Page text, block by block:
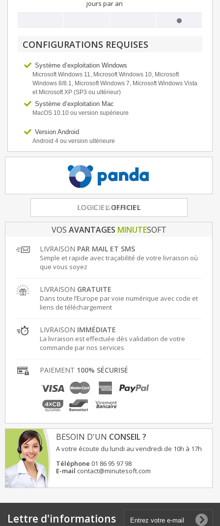
jours par an
CONFIGURATIONS REQUISES
Système d’exploitation Windows
Microsoft Windows 11, Microsoft Windows 10, Microsoft
Windows 8/8.1, Microsoft Windows 7, Microsoft Windows Vista
et Microsoft XP (SP3 ou ultérieur)
Système d’exploitation Mac
MacOS 10.10 ou version supérieure
Version Android
Android 4 ou version ultérieure
FRANCE & EUROPE
VOS AVANTAGES MINUTESOFT
LIVRAISON PAR MAIL ET SMS
Simple et rapide avec traçabilité de votre livraison où
que vous soyez
LIVRAISON GRATUITE
Dans toute l’Europe par voie numérique avec code et
liens de téléchargement
LIVRAISON IMMÉDIATE
La livraison est effectuée dès validation de votre
commande par nos services
PAIEMENT 100% SÉCURISÉ
BESOIN D'UN CONSEIL ?
A votre écoute du lundi au vendredi de 10h à 17h
Téléphone 01 86 95 97 98
E-mail contact@minutesoft.com
Lettre d'informations